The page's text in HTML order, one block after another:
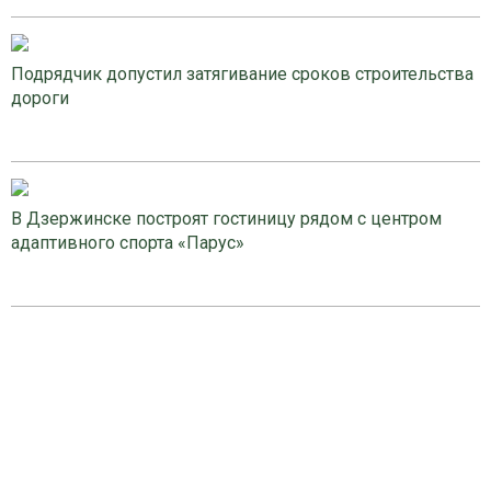
Подрядчик допустил затягивание сроков строительства
дороги
В Дзержинске построят гостиницу рядом с центром
адаптивного спорта «Парус»